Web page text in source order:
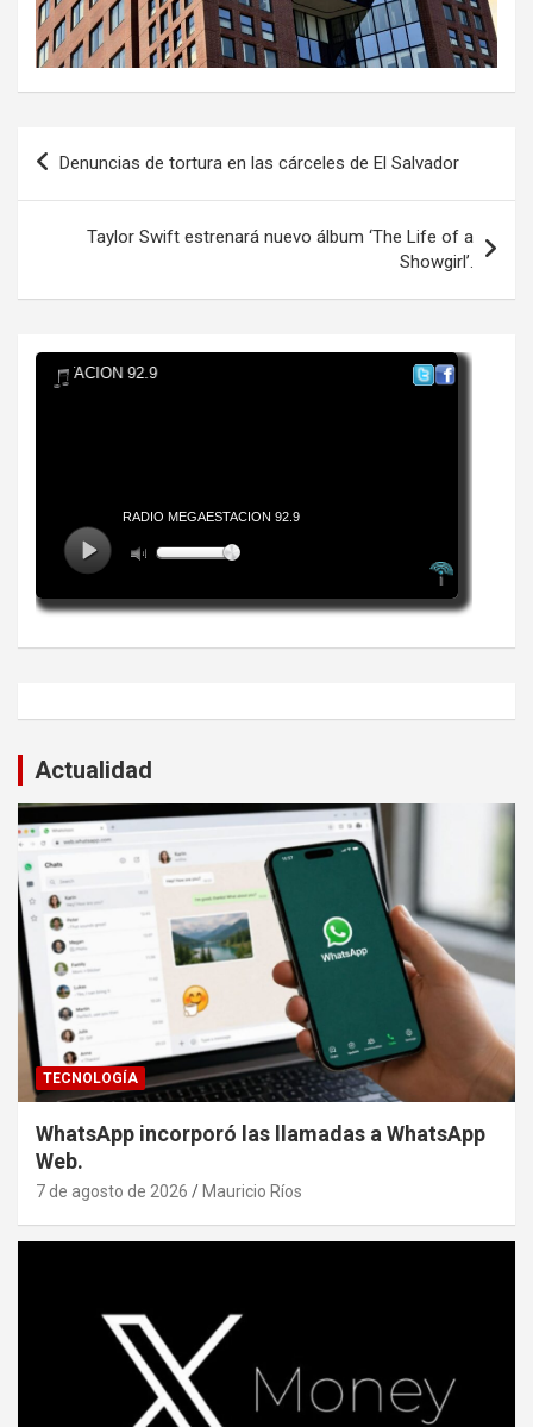
Navegación
entradas
Denuncias de tortura en las cárceles de El Salvador
Taylor Swift estrenará nuevo álbum ‘The Life of a
Showgirl’.
Actualidad
TECNOLOGÍA
WhatsApp incorporó las llamadas a WhatsApp
Web.
7 de agosto de 2026 Mauricio Ríos